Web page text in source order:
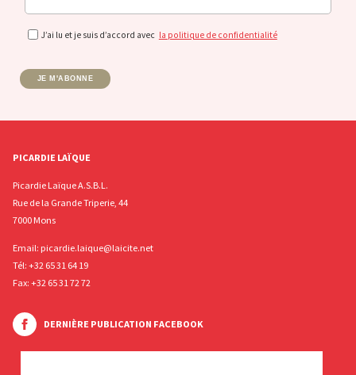
J’ai lu et je suis d’accord avec la politique de confidentialité
JE M'ABONNE
PICARDIE LAÏQUE
Picardie Laïque A.S.B.L.
Rue de la Grande Triperie, 44
7000 Mons
Email: picardie.laique@laicite.net
Tél: +32 65 31 64 19
Fax: +32 65 31 72 72
DERNIÈRE PUBLICATION FACEBOOK